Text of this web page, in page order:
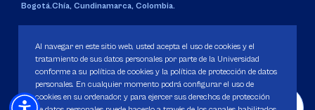
Bogotá.Chía, Cundinamarca, Colombia.
Personería Jurídica:Resolución 130 del 14 de enero de 1980.
Ministerio de Educación Nacional.
Al navegar en este sitio web, usted acepta el uso de cookies y el
tratamiento de sus datos personales por parte de la Universidad
conforme a su política de cookies y la política de protección de datos
personales. En cualquier momento podrá configurar el uso de
cookies en su ordenador, y para ejercer sus derechos de protección